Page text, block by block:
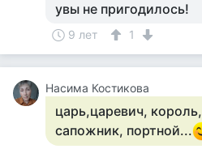
увы не пригодилось!
9 лет 1
Насима Костикова
царь,царевич,
сапожник, портной...